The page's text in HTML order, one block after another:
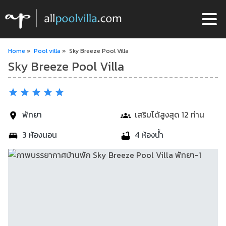
Home » Pool villa » Sky Breeze Pool Villa
Sky Breeze Pool Villa
พัทยา
เสริมได้สูงสุด 12 ท่าน
3 ห้องนอน
4 ห้องน้ำ